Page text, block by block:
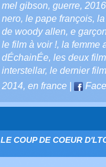
mel gibson, guerre, 2016
nero, le pape françois,
de woody allen, e
le film à voir !, la femme
dÉchainÉe, les deux
interstellar, le dernier film
2014, en france
LE COUP DE COEUR